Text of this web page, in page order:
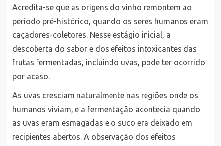
Acredita-se que as origens do vinho remontem ao
período pré-histórico, quando os seres humanos eram
caçadores-coletores. Nesse estágio inicial, a
descoberta do sabor e dos efeitos intoxicantes das
frutas fermentadas, incluindo uvas, pode ter ocorrido
por acaso.
As uvas cresciam naturalmente nas regiões onde os
humanos viviam, e a fermentação acontecia quando
as uvas eram esmagadas e o suco era deixado em
recipientes abertos. A observação dos efeitos